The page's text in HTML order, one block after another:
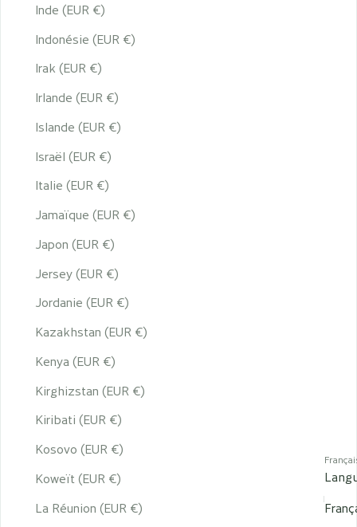
Inde (EUR €)
Indonésie (EUR €)
Irak (EUR €)
Irlande (EUR €)
Islande (EUR €)
Israël (EUR €)
Italie (EUR €)
Jamaïque (EUR €)
Japon (EUR €)
Jersey (EUR €)
Jordanie (EUR €)
Kazakhstan (EUR €)
Kenya (EUR €)
Kirghizstan (EUR €)
Kiribati (EUR €)
Kosovo (EUR €)
Koweït (EUR €)
La Réunion (EUR €)